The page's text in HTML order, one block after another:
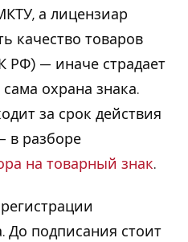
а лицензиар
качество товаров
РФ) — иначе страдает
охрана знака.
за срок действия
в разборе
на товарный знак.
До подписания стоит